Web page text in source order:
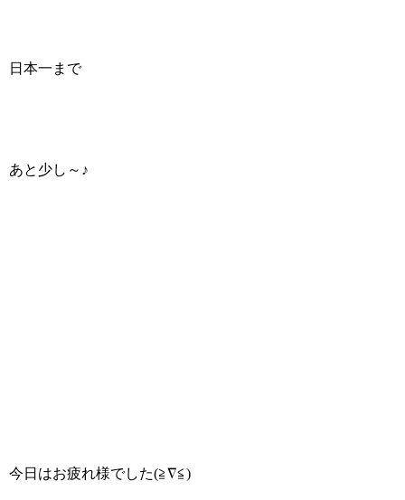
日本一まで
あと少し～♪
今日はお疲れ様でした(≧∇≦)